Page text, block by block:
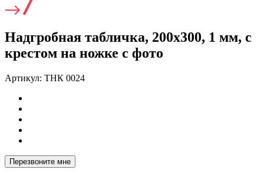
Надгробная табличка, 200х300, 1 мм, с
крестом на ножке с фото
Артикул: ТНК 0024
Перезвоните мне